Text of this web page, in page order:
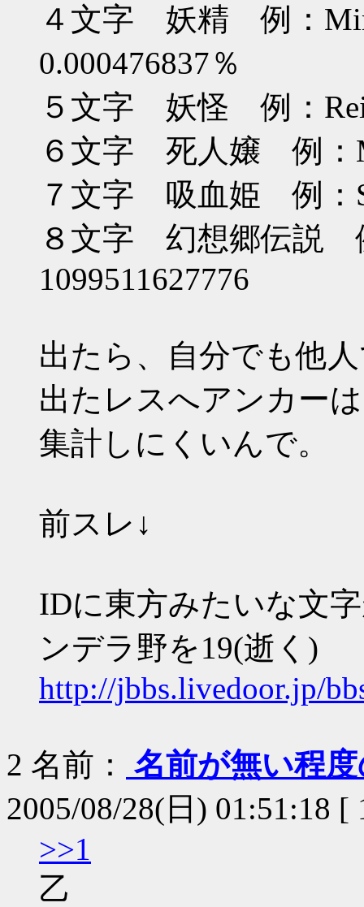
４文字 妖精 例：
0.000476837％
５文字 妖怪 例：
６文字 死人嬢 例：
７文字 吸血姫 例：
８文字 幻想郷伝説
1099511627776
出たら、自分でも他
出たレスへアンカー
集計しにくいんで。
前スレ↓
IDに東方みたいな文
ンデラ野を19(逝く)
http://jbbs.livedoor.jp/
2 名前：
名前が無い程
2005/08/28(日) 01:51:18 [
>>1
乙